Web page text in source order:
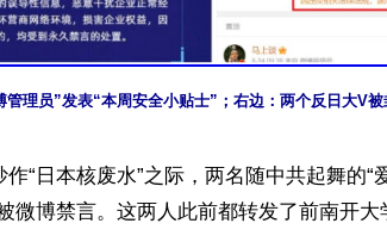
管理员”发表“本周安全小贴士”；右边：两个反日大V被
“日本核废水”之际，两名随中共起舞的“
微博禁言。这两人此前都转发了前南开